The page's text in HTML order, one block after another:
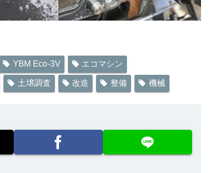
YBM Eco-3V
エコマシン
土壌調査 改造 整備 機械